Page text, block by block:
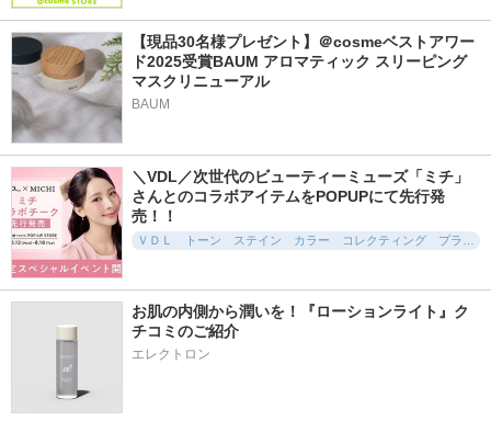
【現品30名様プレゼント】＠cosmeベストアワー
ド2025受賞BAUM アロマティック スリーピング
マスクリニューアル
BAUM
＼VDL／次世代のビューティーミューズ「ミチ」
さんとのコラボアイテムをPOPUPにて先行発
売！！
お肌の内側から潤いを！『ローションライト』ク
チコミのご紹介
エレクトロン